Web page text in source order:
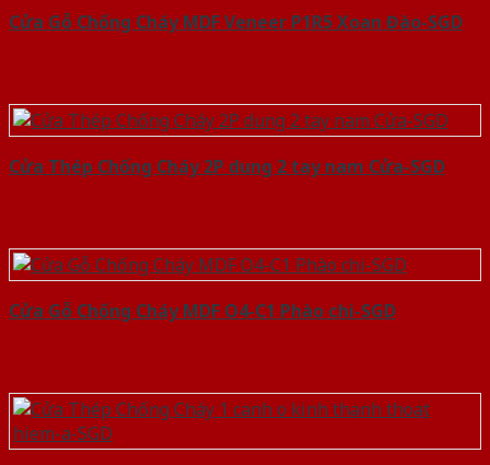
Cửa Gỗ Chống Cháy MDF Veneer P1R5 Xoan Đào-SGD
Cửa Thép Chống Cháy 2P dung 2 tay nam Cửa-SGD
Cửa Gỗ Chống Cháy MDF O4-C1 Phào chi-SGD